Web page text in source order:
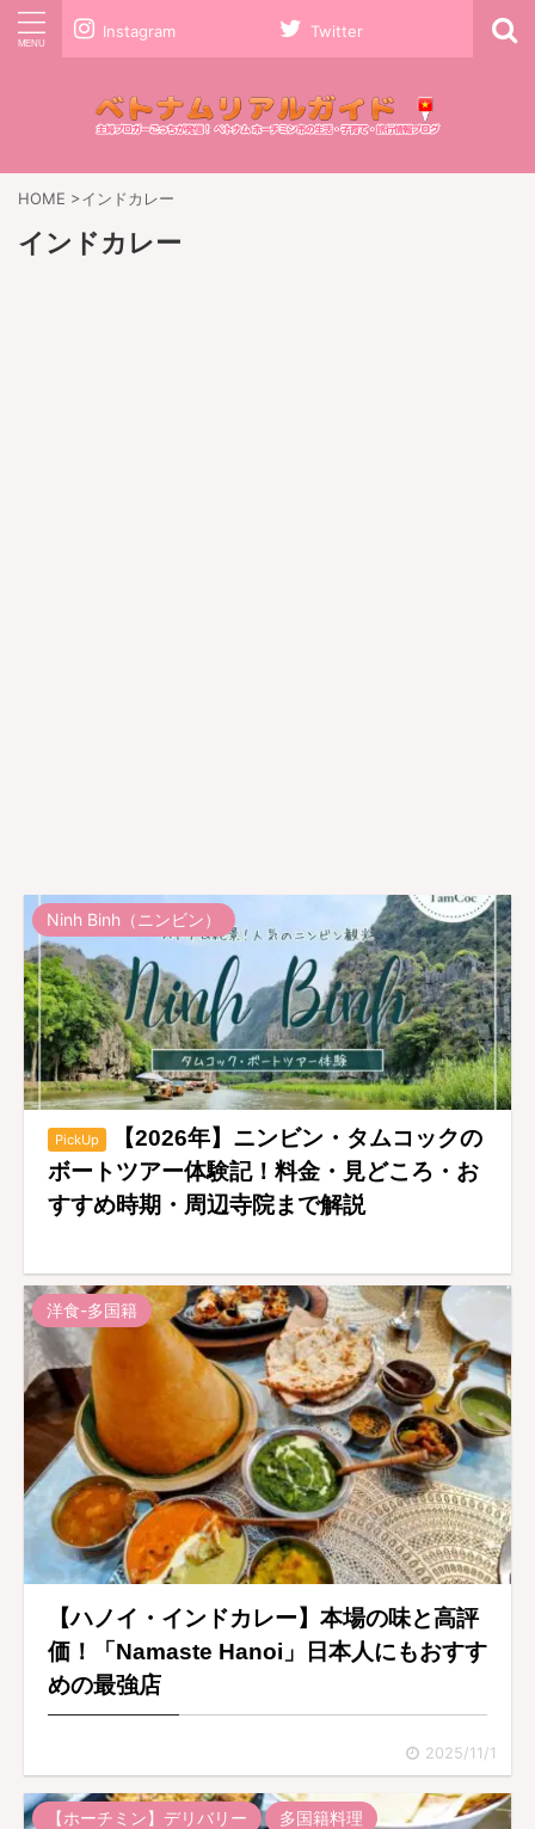
Instagram Twitter
HOME >インドカレー
インドカレー
Ninh Binh（ニンビン）
PickUp
【2026年】ニンビン・タムコックの
ボートツアー体験記！料金・見どころ・お
すすめ時期・周辺寺院まで解説
洋食-多国籍
【ハノイ・インドカレー】本場の味と高評
価！「Namaste Hanoi」日本人にもおすす
めの最強店
2025/11/1
【ホーチミン】デリバリー 多国籍料理